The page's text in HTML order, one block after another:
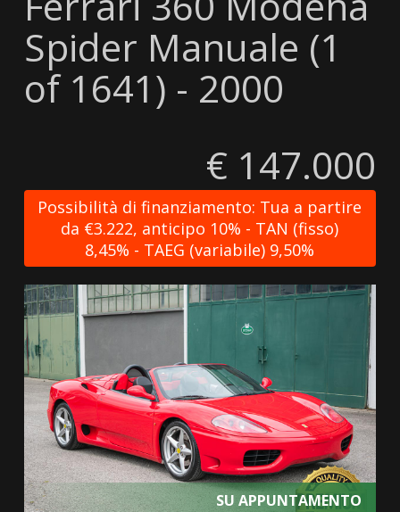
Spider Manuale (1
of 1641) - 2000
€ 147.000
Possibilità di finanziamento: Tua a partire
da €3.222, anticipo 10% - TAN (fisso)
8,45% - TAEG (variabile) 9,50%
SU APPUNTAMENTO